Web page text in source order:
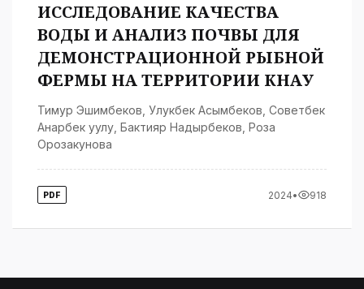
ИССЛЕДОВАНИЕ КАЧЕСТВА
ВОДЫ И АНАЛИЗ ПОЧВЫ ДЛЯ
ДЕМОНСТРАЦИОННОЙ РЫБНОЙ
ФЕРМЫ НА ТЕРРИТОРИИ КНАУ
Тимур Эшимбеков Улукбек Асымбеков Советбек
Анарбек уулу Бактияр Надырбеков Роза
Орозакунова
PDF 2024• 918